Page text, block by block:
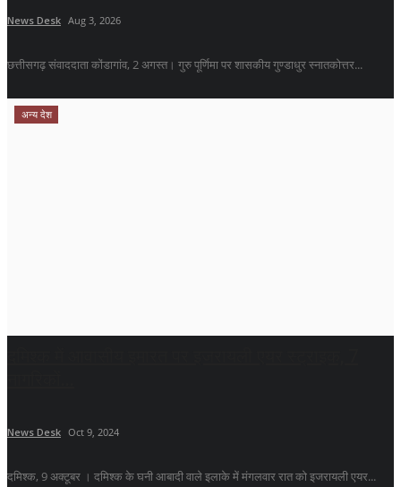
News Desk Aug 3, 2026
छत्तीसगढ़ संवाददाता कोंडागांव, 2 अगस्त। गुरु पूर्णिमा पर शासकीय गुण्डाधुर स्नातकोत्तर...
अन्य देश
News Desk Oct 9, 2024
दमिश्क, 9 अक्टूबर । दमिश्क के घनी आबादी वाले इलाके में मंगलवार रात को इजरायली एयर...